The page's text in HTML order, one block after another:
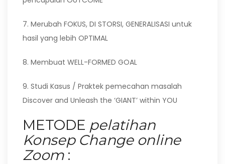
7. Merubah FOKUS, DI STORSI, GENERALISASI untuk
hasil yang lebih OPTIMAL
8. Membuat WELL-FORMED GOAL
9. Studi Kasus / Praktek pemecahan masalah
Discover and Unleash the ‘GIANT’ within YOU
METODE pelatihan
Konsep Change online
Zoom :